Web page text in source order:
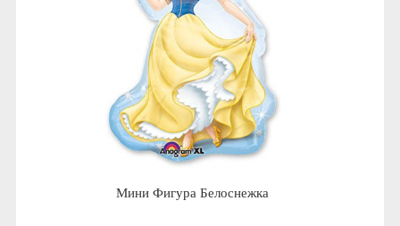
Мини Фигура Белоснежка